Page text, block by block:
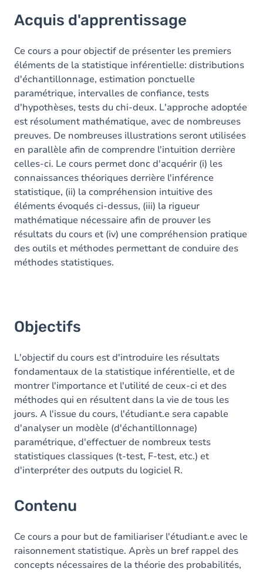
Objectifs
Contenu
Table des matières
Exercices
Acquis d'apprentissage
Ce cours a pour objectif de présenter les premiers
éléments de la statistique inférentielle: distributions
d'échantillonnage, estimation ponctuelle
paramétrique, intervalles de confiance, tests
d'hypothèses, tests du chi-deux. L'approche adoptée
est résolument mathématique, avec de nombreuses
preuves. De nombreuses illustrations seront utilisées
en parallèle afin de comprendre l'intuition derrière
celles-ci. Le cours permet donc d'acquérir (i) les
connaissances théoriques derrière l'inférence
statistique, (ii) la compréhension intuitive des
éléments évoqués ci-dessus, (iii) la rigueur
mathématique nécessaire afin de prouver les
résultats du cours et (iv) une compréhension pratique
des outils et méthodes permettant de conduire des
méthodes statistiques.
Objectifs
L'objectif du cours est d'introduire les résultats
fondamentaux de la statistique inférentielle, et de
montrer l'importance et l'utilité de ceux-ci et des
méthodes qui en résultent dans la vie de tous les
jours. A l'issue du cours, l'étudiant.e sera capable
d'analyser un modèle (d'échantillonnage)
paramétrique, d'effectuer de nombreux tests
statistiques classiques (t-test, F-test, etc.) et
d'interpréter des outputs du logiciel R.
Contenu
Ce cours a pour but de familiariser l'étudiant.e avec le
raisonnement statistique. Après un bref rappel des
concepts nécessaires de la théorie des probabilités,